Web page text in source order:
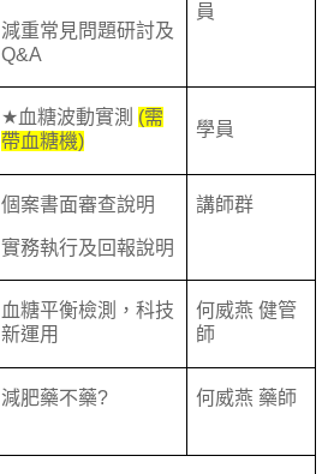
減重常見問題研討及
Q&A
員
★血糖波動實測 (需
帶血糖機)
學員
個案書面審查說明
實務執行及回報說明
講師群
血糖平衡檢測，科技
新運用
何威燕 健管
師
減肥藥不藥? 何威燕 藥師